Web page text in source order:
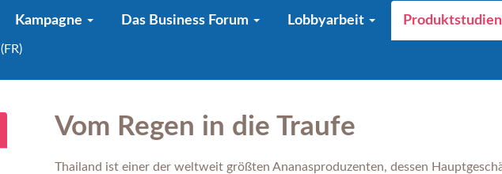
Kampagne Das Business Forum Lobbyarbeit Produktstudien
(FR)
Vom Regen in die Traufe
Thailand ist einer der weltweit größten Ananasproduzenten, dessen